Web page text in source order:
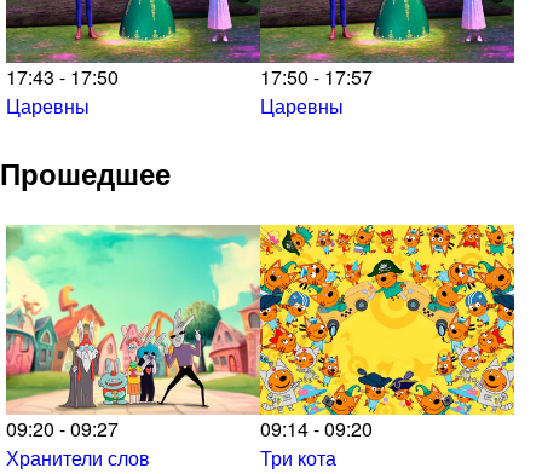
17:43 - 17:50
Царевны
17:50 - 17:57
Царевны
Прошедшее
09:20 - 09:27
Хранители слов
09:14 - 09:20
Три кота